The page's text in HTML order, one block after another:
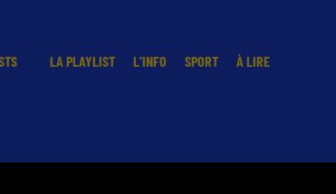
LA PLAYLIST L'INFO SPORT À LIRE